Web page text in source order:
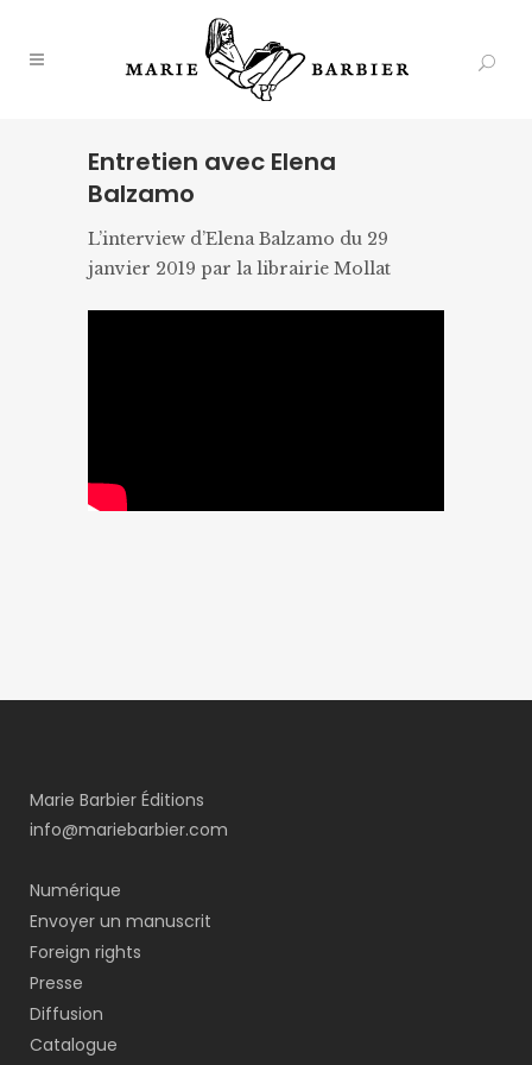
Entretien avec Elena
Balzamo
L’interview d’Elena Balzamo du 29
janvier 2019 par la librairie Mollat
Marie Barbier Éditions
info@mariebarbier.com
Numérique
Envoyer un manuscrit
Foreign rights
Presse
Diffusion
Catalogue